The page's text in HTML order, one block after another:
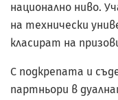
национално ниво.
на технически
класират на
С подкрепата и
партньори в